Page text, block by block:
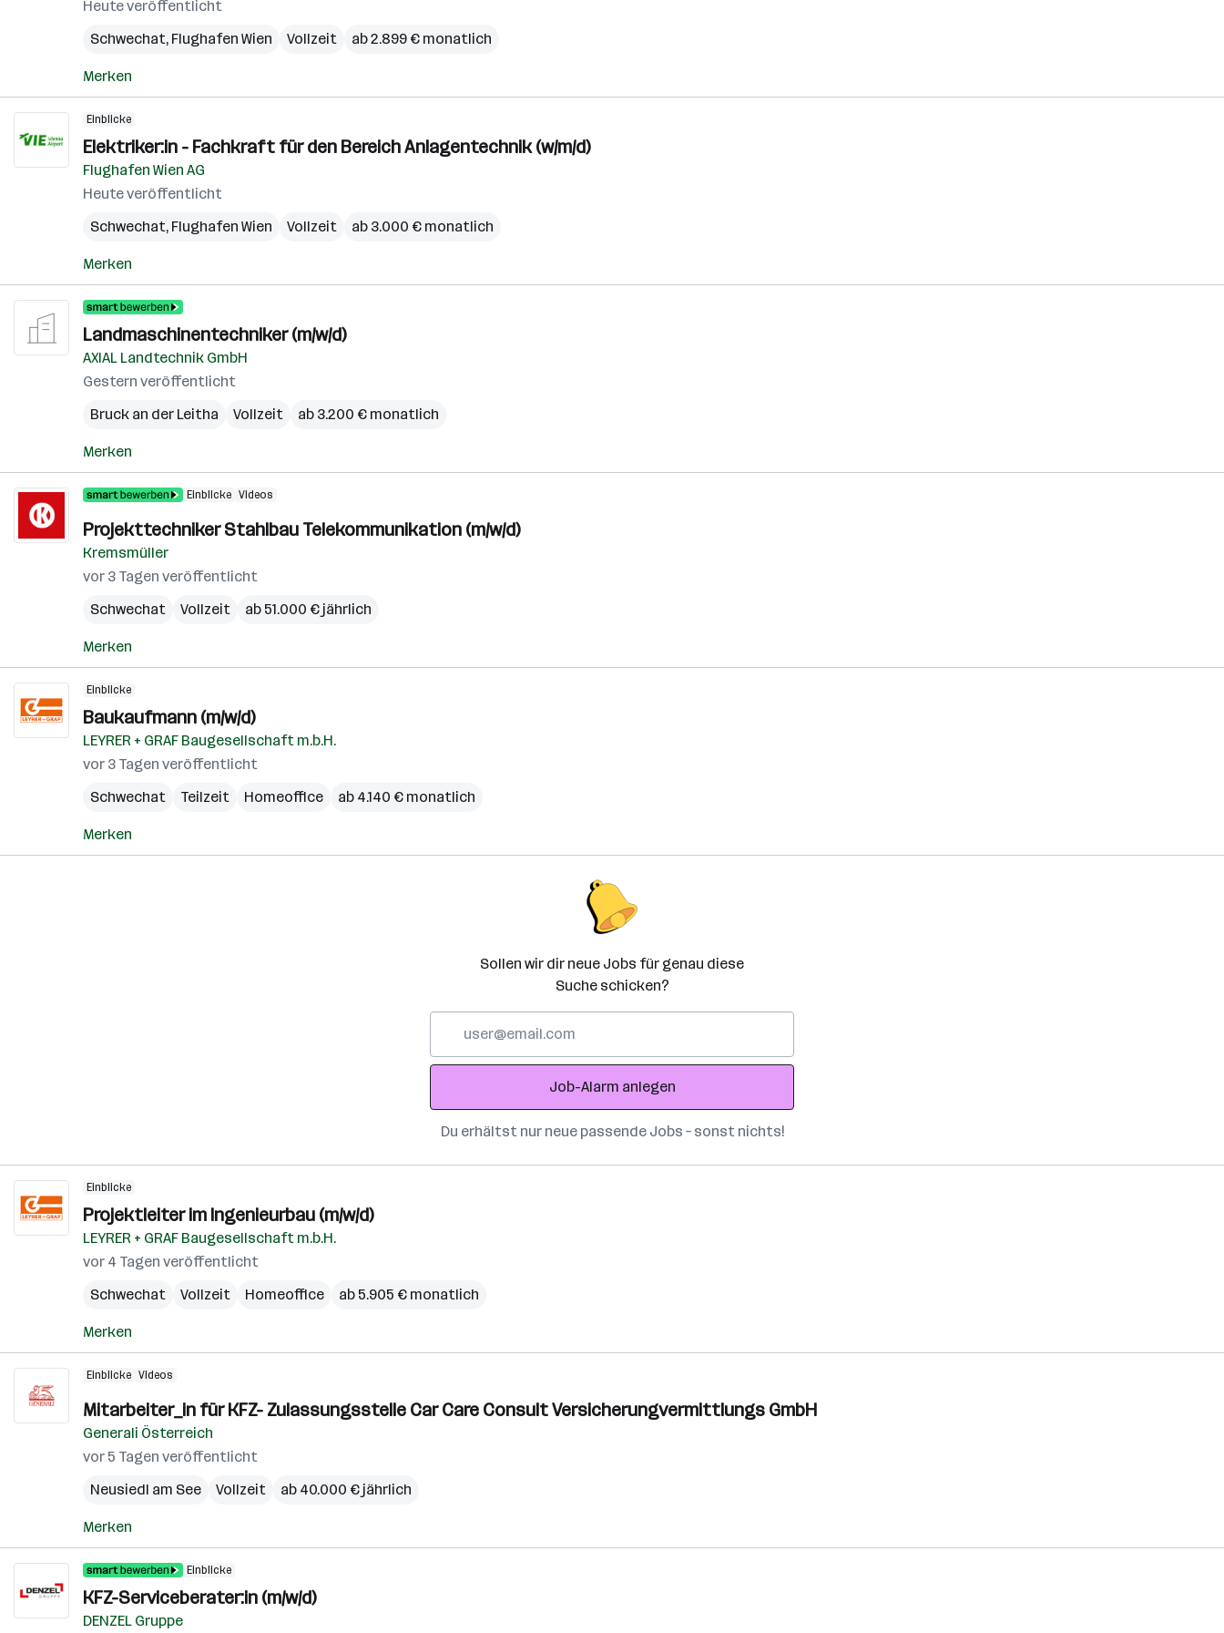
Heute veröffentlicht
Schwechat, Flughafen Wien Vollzeit ab 2.899 € monatlich
Merken
Einblicke
Elektriker:in - Fachkraft für den Bereich Anlagentechnik (w/m/d)
Flughafen Wien AG
Heute veröffentlicht
Schwechat, Flughafen Wien Vollzeit ab 3.000 € monatlich
Merken
Landmaschinentechniker (m/w/d)
AXIAL Landtechnik GmbH
Gestern veröffentlicht
Bruck an der Leitha
Vollzeit ab 3.200 € monatlich
Merken
Einblicke Videos
Projekttechniker Stahlbau Telekommunikation (m/w/d)
Kremsmüller
vor 3 Tagen veröffentlicht
Schwechat
Vollzeit ab 51.000 € jährlich
Merken
Einblicke
Baukaufmann (m/w/d)
LEYRER + GRAF Baugesellschaft m.b.H.
vor 3 Tagen veröffentlicht
Schwechat
Teilzeit Homeoffice ab 4.140 € monatlich
Merken
Sollen wir dir neue Jobs für genau diese
Suche schicken?
Adresse
Job-Alarm anlegen
Du erhältst nur neue passende Jobs – sonst nichts!
Einblicke
Projektleiter im Ingenieurbau (m/w/d)
LEYRER + GRAF Baugesellschaft m.b.H.
vor 4 Tagen veröffentlicht
Schwechat
Vollzeit Homeoffice ab 5.905 € monatlich
Merken
Einblicke Videos
Mitarbeiter_in für KFZ- Zulassungsstelle Car Care Consult Versicherungvermittlungs GmbH
Generali Österreich
vor 5 Tagen veröffentlicht
Neusiedl am See
Vollzeit ab 40.000 € jährlich
Merken
Einblicke
KFZ-Serviceberater:in (m/w/d)
DENZEL Gruppe